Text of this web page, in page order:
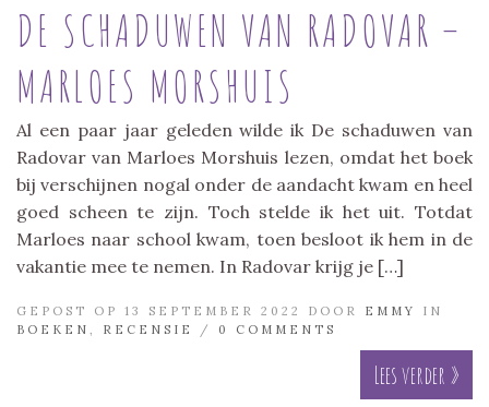
DE SCHADUWEN VAN RADOVAR –
MARLOES MORSHUIS
Al een paar jaar geleden wilde ik De schaduwen van
Radovar van Marloes Morshuis lezen, omdat het boek
bij verschijnen nogal onder de aandacht kwam en heel
goed scheen te zijn. Toch stelde ik het uit. Totdat
Marloes naar school kwam, toen besloot ik hem in de
vakantie mee te nemen. In Radovar krijg je […]
GEPOST OP 13 SEPTEMBER 2022 DOOR EMMY
IN
BOEKEN
RECENSIE / 0 COMMENTS
Lees verder »